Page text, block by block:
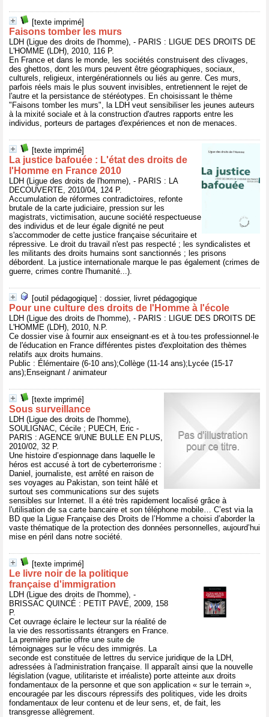
[texte imprimé]
Faisons tomber les murs
LDH (Ligue des droits de l'homme), - PARIS : LIGUE DES DROITS DE
L'HOMME (LDH), 2010, 116 P.
En France et dans le monde, les sociétés construisent des clivages,
des ghettos, dont les murs peuvent être géographiques, sociaux,
culturels, religieux, intergénérationnels ou liés au genre. Ces murs,
parfois réels mais le plus souvent invisibles, entretiennent le rejet de
l'autre et la persistance de stéréotypes. En choisissant le thème
"Faisons tomber les murs", la LDH veut sensibiliser les jeunes auteurs
à la mixité sociale et à la construction d'autres rapports entre les
individus, porteurs de partages d'expériences et non de menaces.
[texte imprimé]
La justice bafouée : L'état des droits de
l'Homme en France 2010
LDH (Ligue des droits de l'homme), - PARIS : LA
DECOUVERTE, 2010/04, 124 P.
Accumulation de réformes contradictoires, refonte
brutale de la carte judiciaire, pression sur les
magistrats, victimisation, aucune société respectueuse
des individus et de leur égale dignité ne peut
s'accommoder de cette justice française sécuritaire et
répressive. Le droit du travail n'est pas respecté ; les syndicalistes et
les militants des droits humains sont sanctionnés ; les prisons
débordent. La justice internationale marque le pas également (crimes de
guerre, crimes contre l'humanité...).
[outil pédagogique] : dossier, livret pédagogique
Pour une culture des droits de l'Homme à l'école
LDH (Ligue des droits de l'homme), - PARIS : LIGUE DES DROITS DE
L'HOMME (LDH), 2010, N.P.
Ce dossier vise à fournir aux enseignant·es et à tou·tes professionnel·le
de l'éducation en France différentes pistes d'exploitation des thèmes
relatifs aux droits humains.
Public : Élémentaire (6-10 ans);Collège (11-14 ans);Lycée (15-17
ans);Enseignant / animateur
[texte imprimé]
Sous surveillance
LDH (Ligue des droits de l'homme),
SOULIGNAC, Cécile ; PUECH, Eric -
PARIS : AGENCE 9/UNE BULLE EN PLUS,
2010/02, 32 P.
Une histoire d’espionnage dans laquelle le
héros est accusé à tort de cyberterrorisme :
Daniel, journaliste, est arrêté en raison de
ses voyages au Pakistan, son teint hâlé et
surtout ses communications sur des sujets
sensibles sur Internet. Il a été très rapidement localisé grâce à
l'utilisation de sa carte bancaire et son téléphone mobile… C’est via la
BD que la Ligue Française des Droits de l’Homme a choisi d’aborder la
vaste thématique de la protection des données personnelles, aujourd’hui
mise en péril dans notre société.
[texte imprimé]
Le livre noir de la politique
française d'immigration
LDH (Ligue des droits de l'homme), -
BRISSAC QUINCÉ : PETIT PAVÉ, 2009, 158
P.
Cet ouvrage éclaire le lecteur sur la réalité de
la vie des ressortissants étrangers en France.
La première partie offre une suite de
témoignages sur le vécu des immigrés. La
seconde est constituée de lettres du service juridique de la LDH,
adressées à l'administration française. Il apparaît ainsi que la nouvelle
législation (vague, utilitariste et irréaliste) porte atteinte aux droits
fondamentaux de la personne et que son application « sur le terrain »,
encouragée par les discours répressifs des politiques, vide les droits
fondamentaux de leur contenu et de leur sens, et, de fait, les
transgresse allègrement.